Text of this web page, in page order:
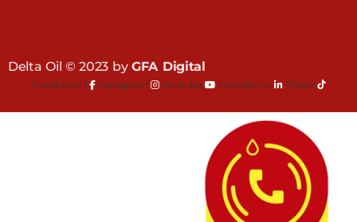
Delta Oil © 2023 by GFA Digital
Facebook-f Instagram Youtube Linkedin-in Tiktok